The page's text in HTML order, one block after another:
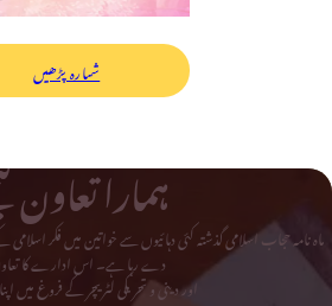
شمارہ پڑھیں
ہمارا تعاون
ماہ نامہ حجاب اسلامی گذشتہ کئی دہائیوں سے خواتین میں فکر
دے رہا ہے۔ اس ادارے کا
اور دینی و تحریکی لٹریچر کے فروغ میں